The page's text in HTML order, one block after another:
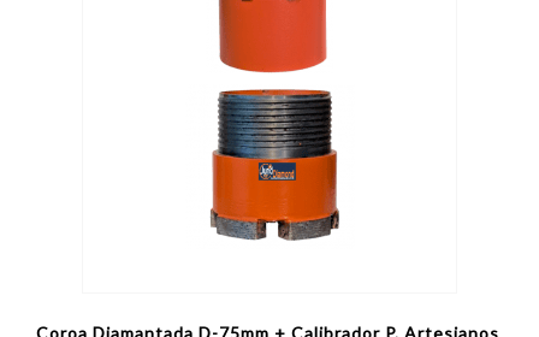
Coroa Diamantada D-75mm + Calibrador P. Artesianos